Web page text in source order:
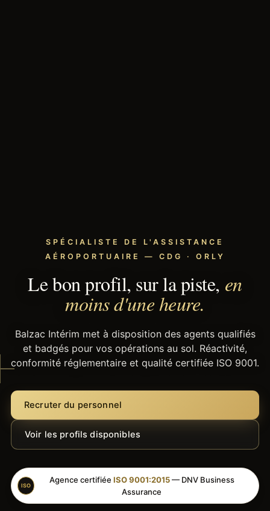
SPÉCIALISTE DE L'ASSISTANCE
AÉROPORTUAIRE — CDG · ORLY
Le bon profil, sur la piste, en
moins d'une heure.
Balzac Intérim met à disposition des agents qualifiés
et badgés pour vos opérations au sol. Réactivité,
conformité réglementaire et qualité certifiée ISO 9001.
Recruter du personnel
Voir les profils disponibles
ISO
Agence certifiée ISO 9001:2015— DNV Business
Assurance